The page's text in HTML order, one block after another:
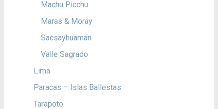
Machu Picchu
Maras & Moray
Sacsayhuaman
Valle Sagrado
Lima
Paracas – Islas Ballestas
Tarapoto